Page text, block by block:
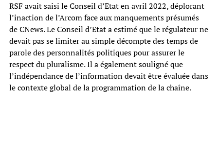
RSF avait saisi le Conseil d’Etat en avril 2022, déplorant
l’inaction de l’Arcom face aux manquements présumés
de CNews. Le Conseil d’Etat a estimé que le régulateur ne
devait pas se limiter au simple décompte des temps de
parole des personnalités politiques pour assurer le
respect du pluralisme. Il a également souligné que
l’indépendance de l’information devait être évaluée dans
le contexte global de la programmation de la chaîne.